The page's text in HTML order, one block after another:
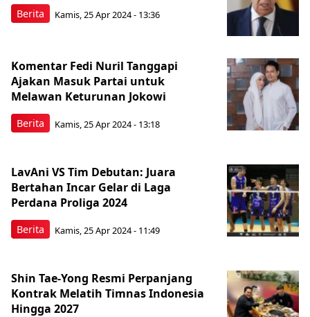
Berita Kamis, 25 Apr 2024 - 13:36
Berita
Komentar Fedi Nuril Tanggapi
Ajakan Masuk Partai untuk
Melawan Keturunan Jokowi
Kamis, 25 Apr 2024 - 13:18
Berita
LavAni VS Tim Debutan: Juara
Bertahan Incar Gelar di Laga
Perdana Proliga 2024
Kamis, 25 Apr 2024 - 11:49
Shin Tae-Yong Resmi Perpanjang
Kontrak Melatih Timnas Indonesia
Hingga 2027